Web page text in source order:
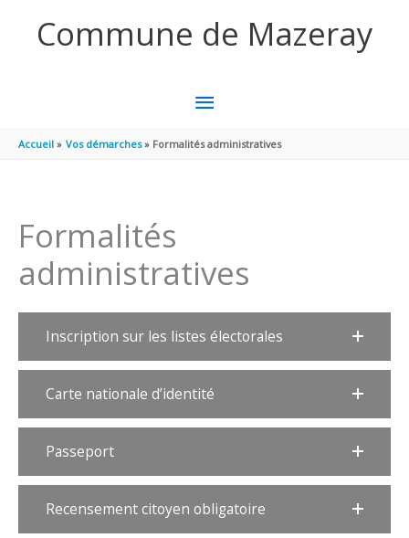
Commune de Mazeray
MENU
PRINCIPAL
Accueil Vos démarches Formalités administratives
Formalités
administratives
Inscription sur les listes électorales
Carte nationale d’identité
Passeport
Recensement citoyen obligatoire